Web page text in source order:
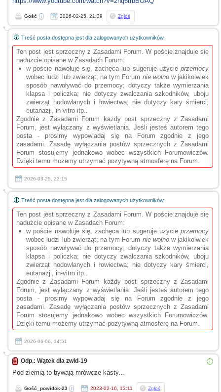
Gość 2026-02-25, 21:39 Zgłoś
Treść posta dostępna jest dla zalogowanych użytkowników.
Ten post jest sprzeczny z Zasadami Forum. W poście znajduje się
nadużcie opisane w Zasadach Forum:
w poście nawołuje się, zachęca lub sugeruje użycieprzemocy
wobec ludzi lub zwierząt; na tym Forum nie wolnow jakikolwiek
sposób nawoływać do przemocy; dotyczy także wymierzania
klapsa i policzka; nie dotyczy zwalczania szkodników, uboju
zwierząt hodowlanych i łowiectwa; nie dotyczy kary śmierci,
eutanazji, in-vitro itp..
Zgodnie z Zasadami Forum każdy post sprzeczny z Zasadami
Forum, jest wyłączany z wyświetlania. Jeśli jesteś autorem tego
posta - prosimy wypowiadaj się na Forum zgodnie z jego
zasadami. Zasadę wyłączania postów sprzecznych z Zasadami
Forum stosujemy jednakowo wobec wszystkich Forumowiczów.
Dzięki temu możemy utrzymać pozytywną atmosferę na Forum.
2026-03-25, 22:15
Treść posta dostępna jest dla zalogowanych użytkowników.
Ten post jest sprzeczny z Zasadami Forum. W poście znajduje się
nadużcie opisane w Zasadach Forum:
w poście nawołuje się, zachęca lub sugeruje użycieprzemocy
wobec ludzi lub zwierząt; na tym Forum nie wolnow jakikolwiek
sposób nawoływać do przemocy; dotyczy także wymierzania
klapsa i policzka; nie dotyczy zwalczania szkodników, uboju
zwierząt hodowlanych i łowiectwa; nie dotyczy kary śmierci,
eutanazji, in-vitro itp..
Zgodnie z Zasadami Forum każdy post sprzeczny z Zasadami
Forum, jest wyłączany z wyświetlania. Jeśli jesteś autorem tego
posta - prosimy wypowiadaj się na Forum zgodnie z jego
zasadami. Zasadę wyłączania postów sprzecznych z Zasadami
Forum stosujemy jednakowo wobec wszystkich Forumowiczów.
Dzięki temu możemy utrzymać pozytywną atmosferę na Forum.
2026-06-06, 14:51
ⓘ
Odp.: Wątek dla zwid-19
Pod ziemią to bywają mrówcze kasty...
Gość_powidok-23 2023-02-16, 13:11 Zgłoś